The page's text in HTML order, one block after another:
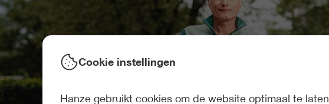
Cookie instellingen
Hanze gebruikt cookies om de website optimaal te laten